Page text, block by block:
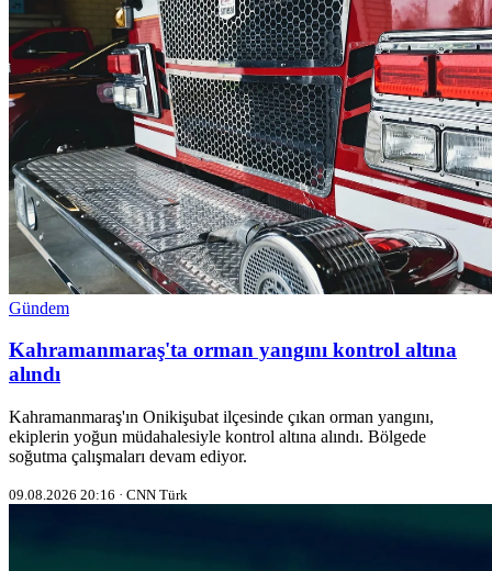
Gündem
Kahramanmaraş'ta orman yangını kontrol altına
alındı
Kahramanmaraş'ın Onikişubat ilçesinde çıkan orman yangını,
ekiplerin yoğun müdahalesiyle kontrol altına alındı. Bölgede
soğutma çalışmaları devam ediyor.
09.08.2026 20:16 · CNN Türk